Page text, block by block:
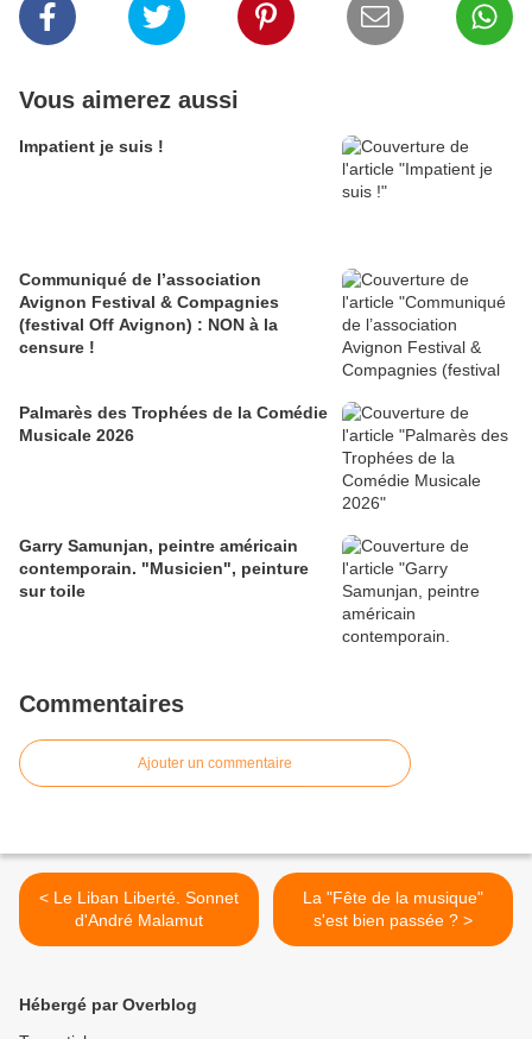
Vous aimerez aussi
Impatient je suis !
Communiqué de l’association
Avignon Festival & Compagnies
(festival Off Avignon) : NON à la
censure !
Palmarès des Trophées de la Comédie
Musicale 2026
Garry Samunjan, peintre américain
contemporain. "Musicien", peinture
sur toile
Commentaires
Ajouter un commentaire
< Le Liban Liberté. Sonnet
d'André Malamut
La "Fête de la musique"
s'est bien passée ? >
Hébergé par Overblog